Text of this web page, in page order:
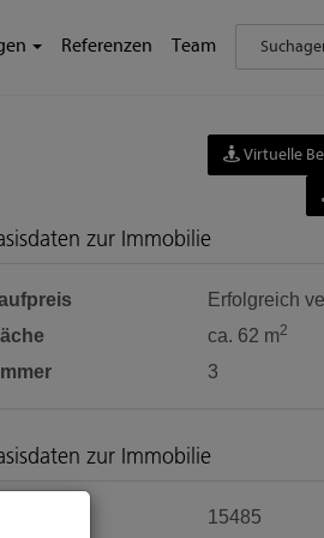
Referenzen Team
Virtuelle
zur Immobilie
Erfolgreich
ca. 62 m2
3
zur Immobilie
15485